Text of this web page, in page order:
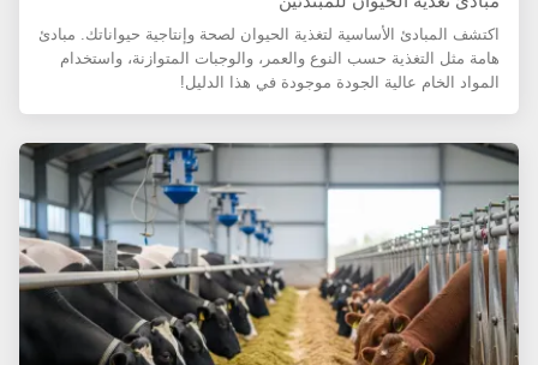
اكتشف المبادئ الأساسية لتغذية الحيوان لصحة وإنتاجية حيواناتك. مبادئ
هامة مثل التغذية حسب النوع والعمر، والوجبات المتوازنة، واستخدام
المواد الخام عالية الجودة موجودة في هذا الدليل!